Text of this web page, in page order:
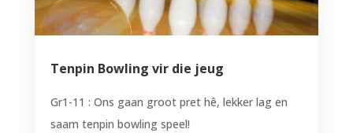
Tenpin Bowling vir die jeug
Gr1-11 : Ons gaan groot pret hê, lekker lag en
saam tenpin bowling speel!